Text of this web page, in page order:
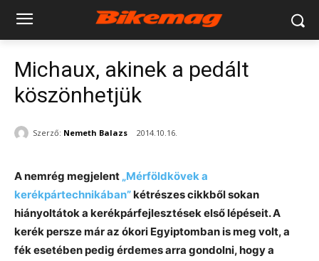
Michaux, akinek a pedált
köszönhetjük
Szerző: Nemeth Balazs 2014.10.16.
A nemrég megjelent „Mérföldkövek a
kerékpártechnikában”kétrészes cikkből sokan
hiányoltátok a kerékpárfejlesztések első lépéseit. A
kerék persze már az ókori Egyiptomban is meg volt, a
fék esetében pedig érdemes arra gondolni, hogy a